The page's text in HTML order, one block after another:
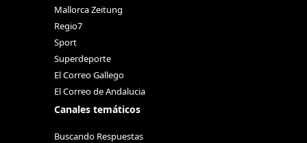
Mallorca Zeitung
Regio7
Sport
Superdeporte
El Correo Gallego
El Correo de Andalucia
Canales temáticos
Buscando Respuestas